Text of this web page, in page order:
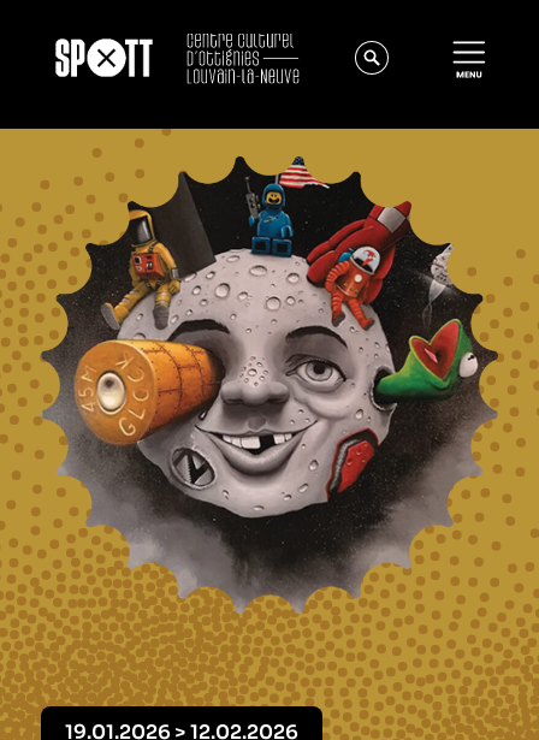
Actualités
À propos
Équipe
Instances
Offres d'emploi
Le périodique
Infos pratiques
Contact
19.01.2026 > 12.02.2026